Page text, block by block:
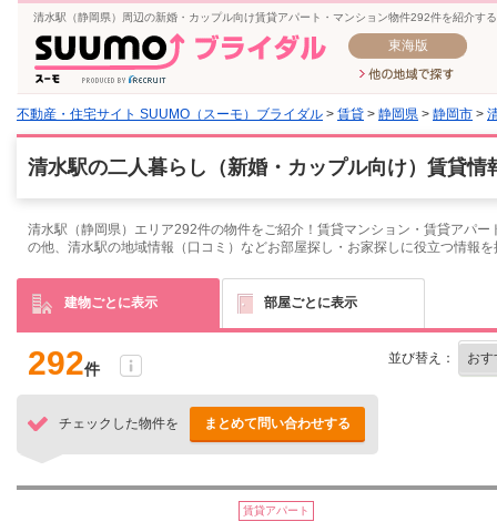
清水駅（静岡県）周辺の新婚・カップル向け賃貸アパート・マンション物件292件を紹介す
東海版
不動産・住宅サイト SUUMO（スーモ）ブライダル > 賃貸 > 静岡県 > 静岡市 >
清水駅の二人暮らし（新婚・カップル向け）賃貸情
清水駅（静岡県）エリア292件の物件をご紹介！賃貸マンション・賃貸アパ
の他、清水駅の地域情報（口コミ）などお部屋探し・お家探しに役立つ情報
建物ごとに表示 部屋ごとに表示
292件
並び替え：
チェックした物件を まとめて問い合わせする
賃貸アパート